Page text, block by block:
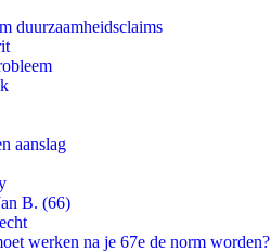
duurzaamheidsclaims
aanslag
B. (66)
werken na je 67e de norm worden?